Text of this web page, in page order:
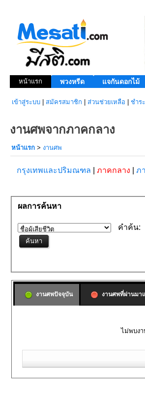
หน้าแรก พวงหรีด แจกันดอกไม้
เข้าสู่ระบบ สมัครสมาชิก ส่วนช่วยเหลือ ชำร
งานศพจากภาคกลาง
หน้าแรก > งานศพ
กรุงเทพและปริมณฑล ภาคกลาง ภ
ผลการค้นหา
คำค้น:
งานศพปัจจุบัน งานศพที่ผ่านมา
ไม่พบง